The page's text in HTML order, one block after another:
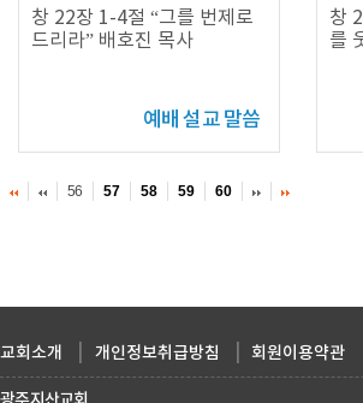
예배 설교 말씀
창 22장 1-4절 “그를 번제로
드리라” 배호진 목사
창
를
56 57 58 59 60
교회소개 개인정보취급방침 회원이용약관